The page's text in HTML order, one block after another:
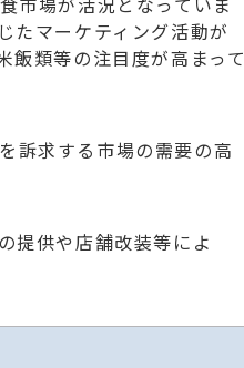
たマーケティング活動が
飯類等の注目度が高まって
訴求する市場の需要の高
提供や店舗改装等によ